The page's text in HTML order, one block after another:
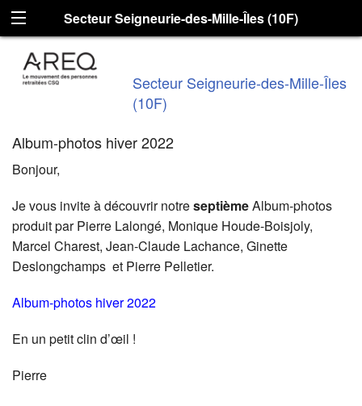
Secteur Seigneurie-des-Mille-Îles (10F)
Secteur Seigneurie-des-Mille-Îles
(10F)
Album-photos hiver 2022
Bonjour,
Je vous invite à découvrir notreseptièmeAlbum-photos
produit par Pierre Lalongé, Monique Houde-Boisjoly,
Marcel Charest, Jean-Claude Lachance, Ginette
Deslongchamps et Pierre Pelletier.
Album-photos hiver 2022
En un petit clin d’œil !
Pierre